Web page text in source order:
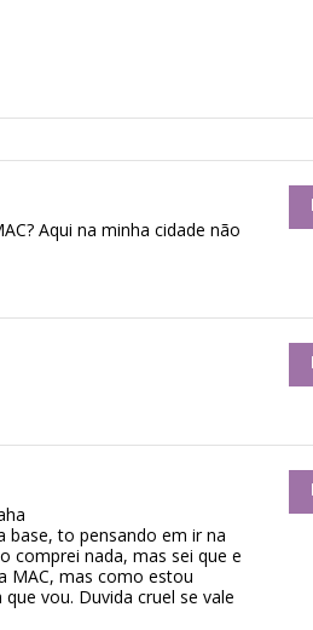
Aqui na minha cidade não
base, to pensando em ir na
comprei nada, mas sei que e
MAC, mas como estou
vou. Duvida cruel se vale